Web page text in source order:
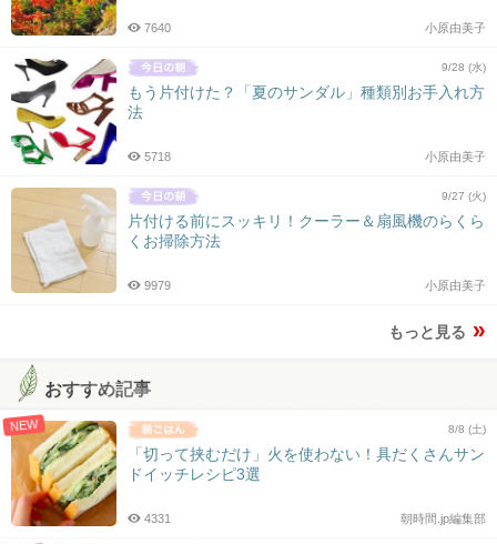
小原由美子
7640
9/28 (水)
もう片付けた？「夏のサンダル」種類別お手入れ方
法
小原由美子
5718
9/27 (火)
片付ける前にスッキリ！クーラー＆扇風機のらくら
くお掃除方法
小原由美子
9979
もっと見る
おすすめ記事
NEW 8/8 (土)
「切って挟むだけ」火を使わない！具だくさんサン
ドイッチレシピ3選
朝時間.jp編集部
4331